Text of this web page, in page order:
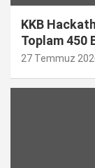
KKB
Toplam 450
27 Temmuz